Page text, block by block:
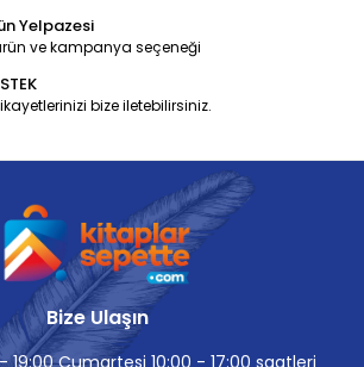
Yelpazesi
ve kampanya seçeneği
bize iletebilirsiniz.
Bize Ulaşın
Cumartesi 10:00 - 17:00 saatleri